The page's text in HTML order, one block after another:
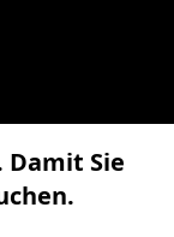
Damit Sie